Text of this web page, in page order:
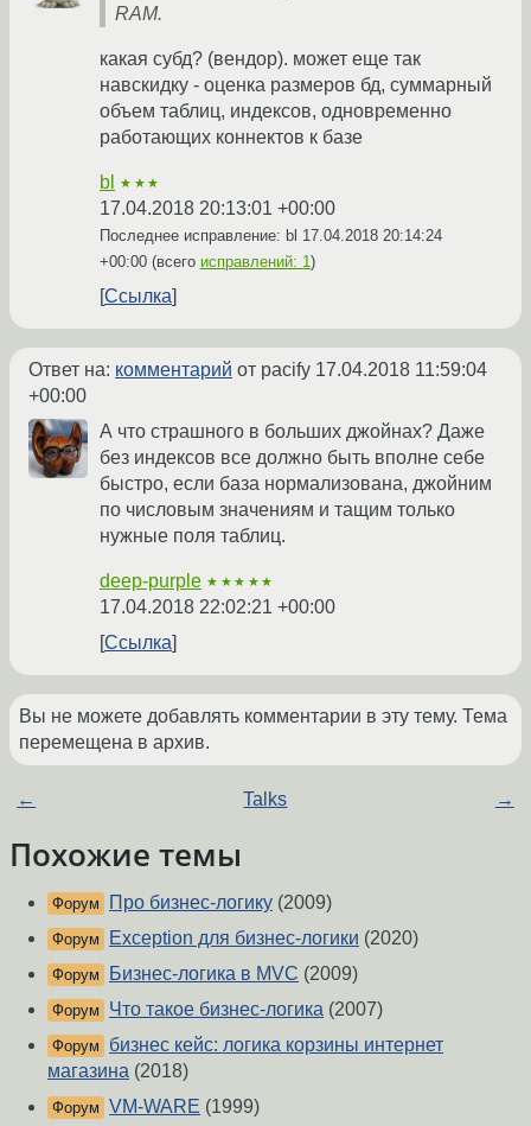
RAM.
какая субд? (вендор). может еще так
навскидку - оценка размеров бд, суммарный
объем таблиц, индексов, одновременно
работающих коннектов к базе
bl ★★★
17.04.2018 20:13:01 +00:00
Последнее исправление: bl 17.04.2018 20:14:24
+00:00 (всего исправлений: 1)
Ссылка
Ответ на: комментарий от pacify 17.04.2018 11:59:04
+00:00
А что страшного в больших джойнах? Даже
без индексов все должно быть вполне себе
быстро, если база нормализована, джойним
по числовым значениям и тащим только
нужные поля таблиц.
deep-purple ★★★★★
17.04.2018 22:02:21 +00:00
Ссылка
Вы не можете добавлять комментарии в эту тему. Тема
перемещена в архив.
← Talks →
Похожие темы
Форум Про бизнес-логику (2009)
Форум Exception для бизнес-логики (2020)
Форум Бизнес-логика в MVC (2009)
Форум Что такое бизнес-логика (2007)
Форум
бизнес кейс: логика корзины интернет
магазина (2018)
Форум VM-WARE (1999)